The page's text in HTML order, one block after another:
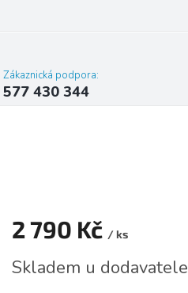
Zákaznická podpora:
577 430 344
2 790 Kč / ks
cena:
Skladem u dodavatele